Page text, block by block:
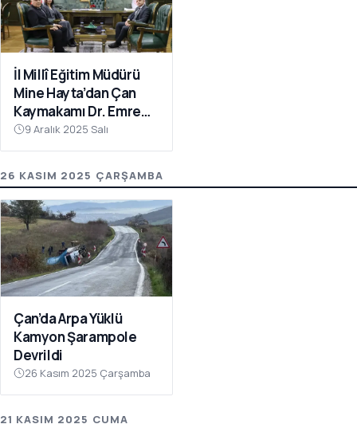
İl Millî Eğitim Müdürü
Mine Hayta’dan Çan
Kaymakamı Dr. Emre
Nebioğlu’na Ziyaret
9 Aralık 2025 Salı
26 KASIM 2025 ÇARŞAMBA
Çan’da Arpa Yüklü
Kamyon Şarampole
Devrildi
26 Kasım 2025 Çarşamba
21 KASIM 2025 CUMA